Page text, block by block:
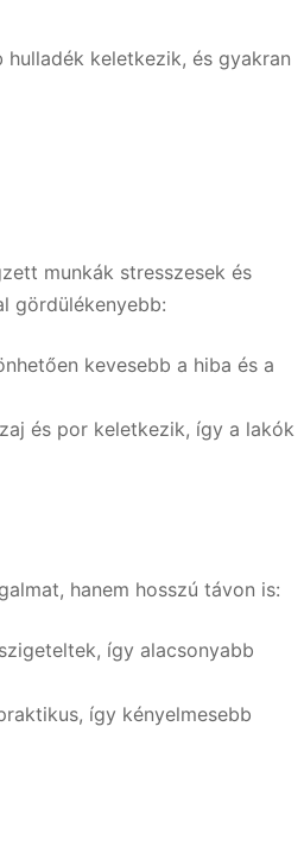
keletkezik, és gyakran
munkák stresszesek és
gördülékenyebb:
kevesebb a hiba és a
és por keletkezik, így a lakók
hanem hosszú távon is:
így alacsonyabb
így kényelmesebb